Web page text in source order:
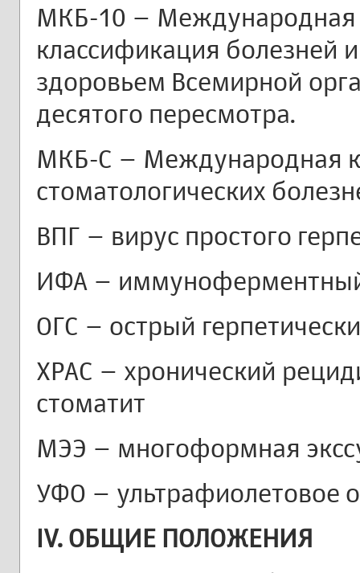
МКБ-10 – Международная
классификация болезней
здоровьем Всемирной
десятого пересмотра.
МКБ-С – Международная
стоматологических
ВПГ – вирус простого
ИФА –
ОГС – острый
ХРАС – хронический
стоматит
МЭЭ – многоформная
УФО – ультрафиолетовое
IV. ОБЩИЕ ПОЛОЖЕНИЯ